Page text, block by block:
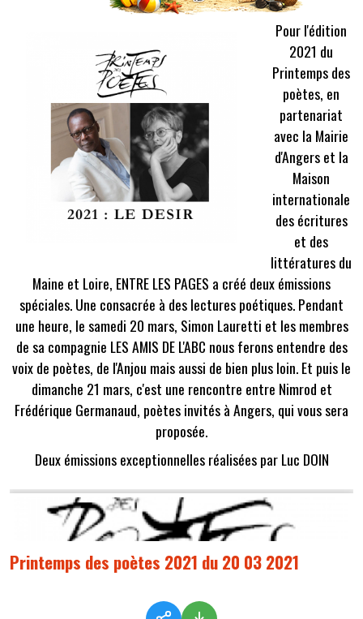
Pour l'édition
2021 du
Printemps des
poètes, en
partenariat
avec la Mairie
d'Angers et la
Maison
internationale
des écritures
et des
littératures du
Maine et Loire, ENTRE LES PAGES a créé deux émissions
spéciales. Une consacrée à des lectures poétiques. Pendant
une heure, le samedi 20 mars, Simon Lauretti et les membres
de sa compagnie LES AMIS DE L'ABC nous ferons entendre des
voix de poètes, de l'Anjou mais aussi de bien plus loin. Et puis le
dimanche 21 mars, c'est une rencontre entre Nimrod et
Frédérique Germanaud, poètes invités à Angers, qui vous sera
proposée.
Deux émissions exceptionnelles réalisées par Luc DOIN
Printemps des poètes 2021 du 20 03 2021